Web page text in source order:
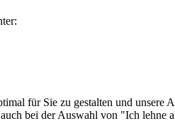
für Sie zu gestalten und
bei der Auswahl von "Ich lehne